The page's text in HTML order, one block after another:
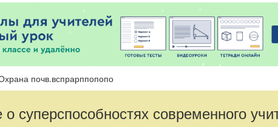
почв.вспрарппопопо
суперспособностях современного